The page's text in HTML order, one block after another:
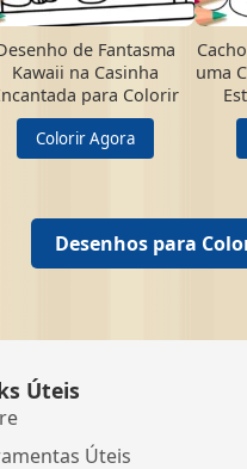
de Fantasma
Kawaii na Casinha
para Colorir
Colorir Agora
uma
Desenhos para
Úteis
Úteis